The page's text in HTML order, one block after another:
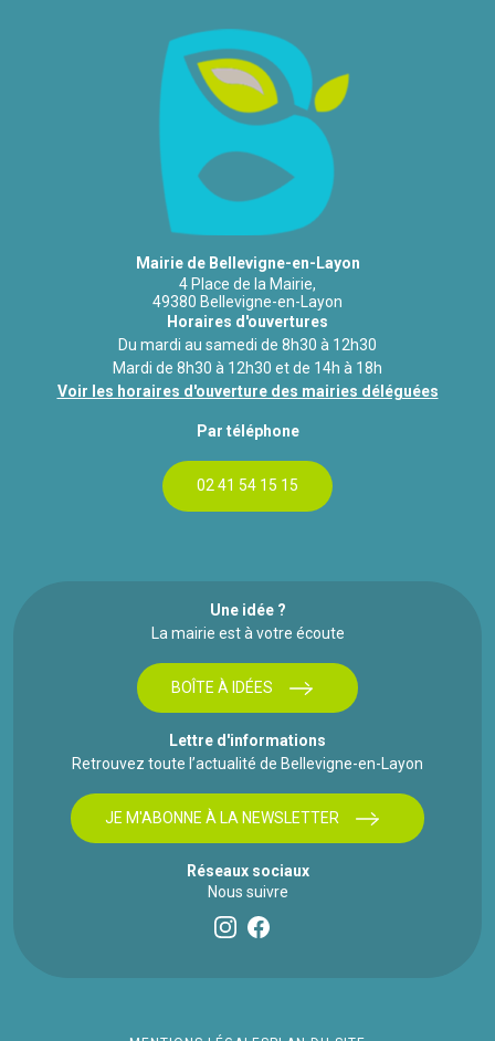
Mairie de Bellevigne-en-Layon
4 Place de la Mairie,
49380 Bellevigne-en-Layon
Horaires d'ouvertures
Du mardi au samedi de 8h30 à 12h30
Mardi de 8h30 à 12h30 et de 14h à 18h
Voir les horaires d'ouverture des mairies déléguées
Par téléphone
02 41 54 15 15
Une idée ?
La mairie est à votre écoute
BOÎTE À IDÉES
Lettre d'informations
Retrouvez toute l’actualité de Bellevigne-en-Layon
JE M'ABONNE À LA NEWSLETTER
Réseaux sociaux
Nous suivre